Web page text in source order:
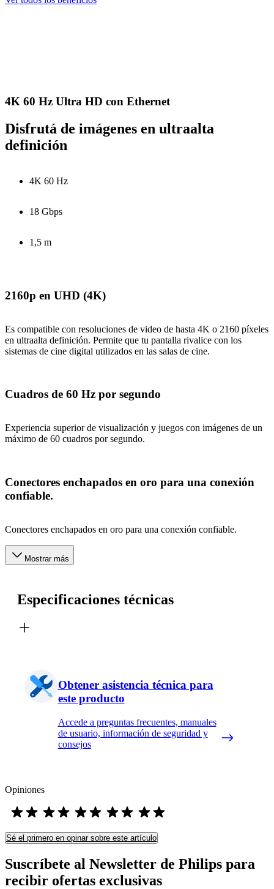
4K 60 Hz Ultra HD con Ethernet
Disfrutá de imágenes en ultraalta
definición
4K 60 Hz
18 Gbps
1,5 m
2160p en UHD (4K)
Es compatible con resoluciones de video de hasta 4K o 2160 píxeles
en ultraalta definición. Permite que tu pantalla rivalice con los
sistemas de cine digital utilizados en las salas de cine.
Cuadros de 60 Hz por segundo
Experiencia superior de visualización y juegos con imágenes de un
máximo de 60 cuadros por segundo.
Conectores enchapados en oro para una conexión
confiable.
Conectores enchapados en oro para una conexión confiable.
Mostrar más
Especificaciones técnicas
Obtener asistencia técnica para
este producto
Accede a preguntas frecuentes, manuales
de usuario, información de seguridad y
consejos
Opiniones
Sé el primero en opinar sobre este artículo
Suscríbete al Newsletter de Philips para
recibir ofertas exclusivas